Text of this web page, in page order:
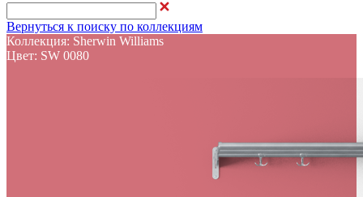
Вернуться к поиску по коллекциям
Коллекция: Sherwin Williams
Цвет: SW 0080